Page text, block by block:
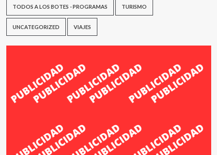
TODOS A LOS BOTES - PROGRAMAS TURISMO
UNCATEGORIZED VIAJES